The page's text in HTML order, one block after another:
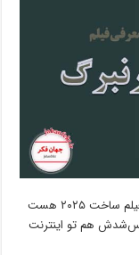
به‌تازگی فیلم «نورنبرگ» رو دیدم. فیلم فوق‌العاده‌ایه. فیلم ساخت ۲۰۲۵ هست
هم تو اینترنت